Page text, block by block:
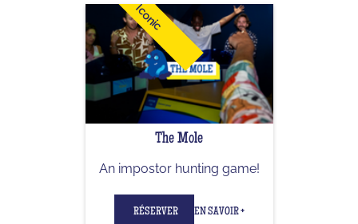
Iconic
The Mole
An impostor hunting game!
RÉSERVER EN SAVOIR +